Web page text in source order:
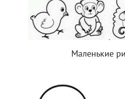
Маленькие